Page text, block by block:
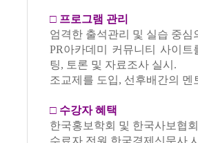
□ 프로그램 관리
엄격한 출석관리 및 실습 중
PR아카데미 커뮤니티 사이
팅, 토론 및 자료조사 실시.
조교제를 도입, 선후배간의 멘
□ 수강자 혜택
한국홍보학회 및 한국사보협